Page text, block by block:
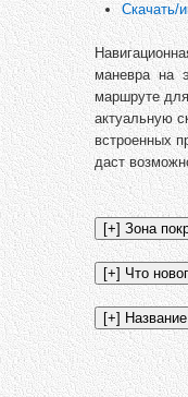
Скачать/
маневра на
маршруте
актуальную
встроенных
даст